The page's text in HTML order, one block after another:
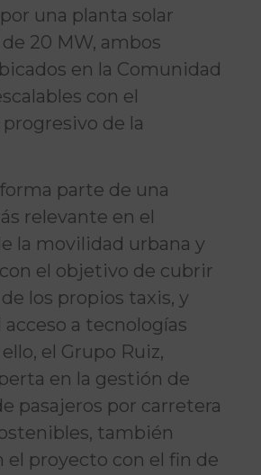
una planta solar
20 MW, ambos
en la Comunidad
con el
de la
parte de una
relevante en el
la movilidad urbana y
el objetivo de cubrir
los propios taxis, y
a tecnologías
el Grupo Ruiz,
en la gestión de
pasajeros por carretera
también
el proyecto con el fin de